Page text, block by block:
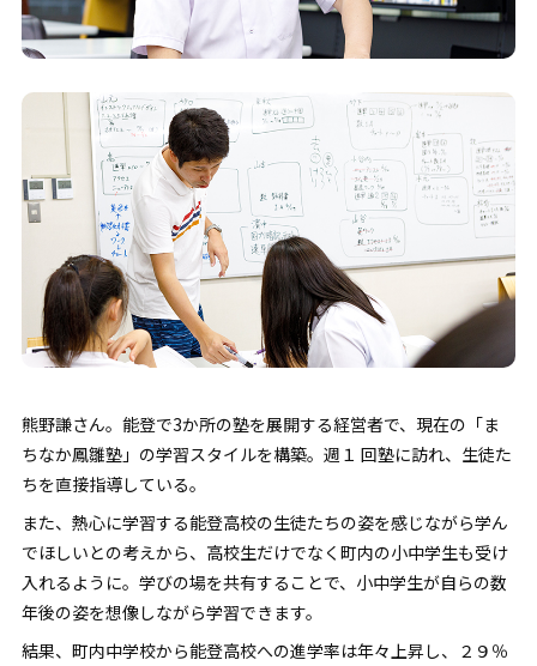
熊野謙さん。能登で3か所の塾を展開する経営者で、現在の「ま
ちなか鳳雛塾」の学習スタイルを構築。週１ 回塾に訪れ、生徒た
ちを直接指導している。
また、熱心に学習する能登高校の生徒たちの姿を感じながら学ん
でほしいとの考えから、高校生だけでなく町内の小中学生も受け
入れるように。学びの場を共有することで、小中学生が自らの数
年後の姿を想像しながら学習できます。
結果、町内中学校から能登高校への進学率は年々上昇し、２９％